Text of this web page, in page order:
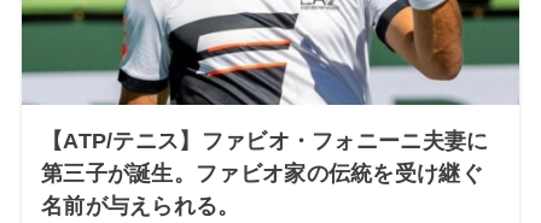
【ATP/テニス】ファビオ・フォニーニ夫妻に
第三子が誕生。ファビオ家の伝統を受け継ぐ
名前が与えられる。